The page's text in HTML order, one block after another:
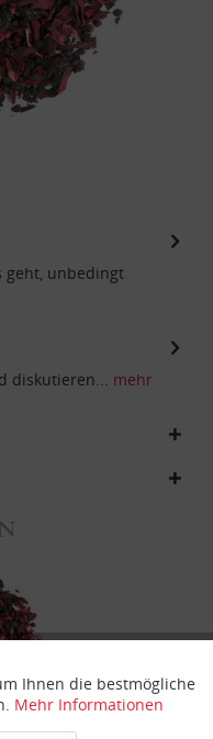
geht, unbedingt
diskutieren... mehr
Aktiv
Ihnen die bestmögliche
Mehr Informationen